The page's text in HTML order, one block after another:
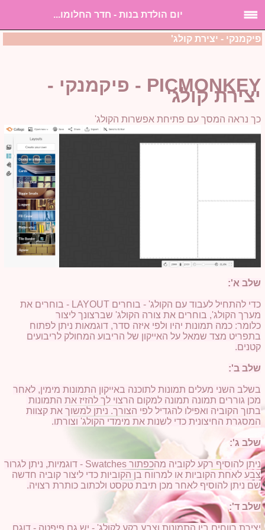
יום הולדת בנות - חדר החלומו...
פיקמנקי - יצירת קולג'
PICMONKEY - פיקמנקי - יצירת קולג'
כך נראה המסך עם פתיחת אפשרות הקולג'
שלב א':
כדי להתחיל לעבוד עם הקולג' - בוחרים LAYOUT - בוחרים את
מערך הקולג', בוחרים את צורה הקולג' שברצונך ליצור
כלומר: כמה תמונות יהיו ולפי איזה סדר, דוגמאות ניתן לפתוח
בתפריט מצד שמאל על האייקון של הריבוע המחולק לריבועים
קטנים.
שלב ב':
בשלב השני מעלים תמונות לתוכנה באייקון התמונות מימין, לאחר
מכן גוררים תמונה תמונה למקום הרצוי לך להזיז את התמונות
בתוך הקוביה ואפילו להגדיל לפי הצורך. ניתן למשוך את קצוות
המסגרת החיצונית כדי לשנות את מימדי הקולג' וצורתו.
שלב ג':
ניתן להוסיף רקע לקוביה מהכפתור Swatches - דוגמיות, ניתן לגרור
צבע לאחת הקוביות או למרווח בן הקוביות כדי ליצור קוביה חדשה
שם ניתן להוסיף לאחר מכן תיבת טקסט ולכתוב כותרת רצויה.
שלב ד':
יצירת רווחים בין התמונות וצבע רקע לקולג' - יש גם פיפטה - דוגם